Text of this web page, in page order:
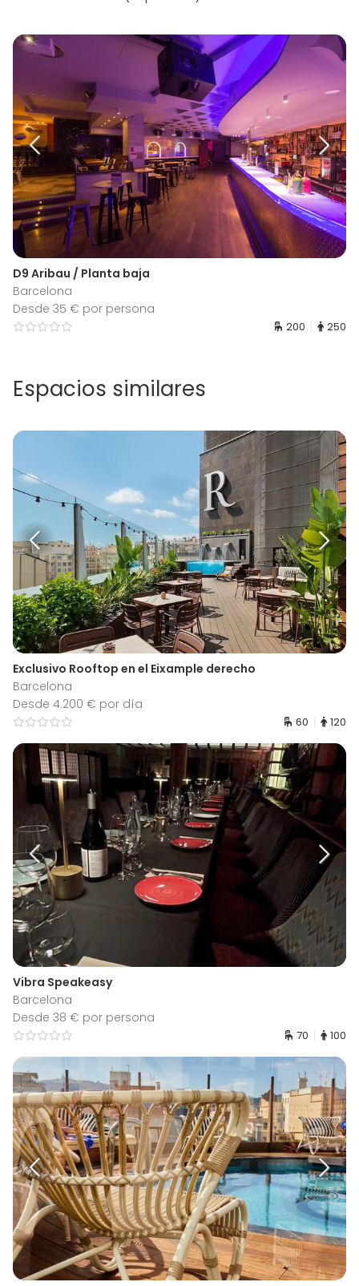
D9 Aribau / Planta baja
Barcelona
Desde 35 € por persona
200 250
Espacios similares
Exclusivo Rooftop en el Eixample derecho
Barcelona
Desde 4.200 € por día
60 120
Vibra Speakeasy
Barcelona
Desde 38 € por persona
70 100